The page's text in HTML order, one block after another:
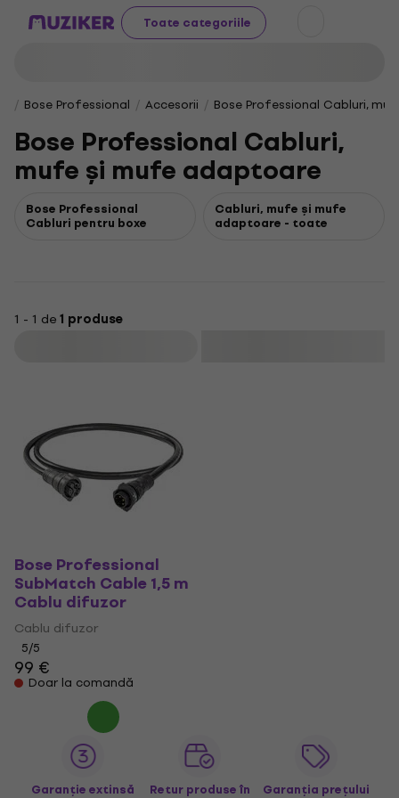
Toate categoriile
Bose Professional Accesorii Bose Professional Cabluri,
Bose Professional Cabluri,
mufe și mufe adaptoare
Bose Professional
Cabluri pentru boxe
Cabluri, mufe și mufe
adaptoare - toate
1 - 1 de1 produse
Bose Professional
SubMatch Cable 1,5 m
Cablu difuzor
Cablu difuzor
5/5
99 €
Doar la comandă
Garanție extinsă
Retur produse în
Garanția prețului